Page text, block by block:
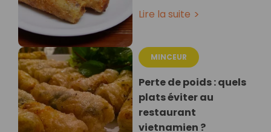
Lire la suite
MINCEUR
Perte de poids : quels
plats éviter au
restaurant
vietnamien ?